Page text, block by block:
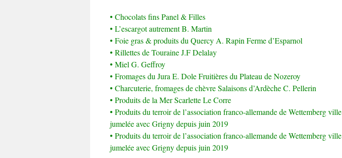
• Chocolats fins Panel & Filles
• L’escargot autrement B. Martin
• Foie gras & produits du Quercy A. Rapin Ferme d’Esparnol
• Rillettes de Touraine J.F Delalay
• Miel G. Geffroy
• Fromages du Jura E. Dole Fruitières du Plateau de Nozeroy
• Charcuterie, fromages de chèvre Salaisons d’Ardèche C. Pellerin
• Produits de la Mer Scarlette Le Corre
• Produits du terroir de l’association franco-allemande de Wettemberg ville
jumelée avec Grigny depuis juin 2019
• Produits du terroir de l’association franco-allemande de Wettemberg ville
jumelée avec Grigny depuis juin 2019